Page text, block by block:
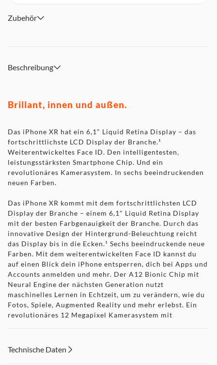
Gruppen FaceTime(4)
Zubehör
Beschreibung
Brillant, innen und außen.
Das iPhone XR hat ein 6,1" Liquid Retina Display – das
fortschrittlichste LCD Display der Branche.¹
Weiterentwickeltes Face ID. Den intelligentesten,
leistungsstärksten Smartphone Chip. Und ein
revolutionäres Kamerasystem. In sechs beeindruckenden
neuen Farben.
Das iPhone XR kommt mit dem fortschrittlichsten LCD
Display der Branche – einem 6,1" Liquid Retina Display
mit der besten Farbgenauigkeit der Branche. Durch das
innovative Design der Hintergrund-Beleuchtung reicht
das Display bis in die Ecken.¹ Sechs beeindruckende neue
Farben. Mit dem weiterentwickelten Face ID kannst du
auf einen Blick dein iPhone entsperren, dich bei Apps und
Accounts anmelden und mehr. Der A12 Bionic Chip mit
Neural Engine der nächsten Generation nutzt
maschinelles Lernen in Echtzeit, um zu verändern, wie du
Fotos, Spiele, Augmented Reality und mehr erlebst. Ein
revolutionäres 12 Megapixel Kamerasystem mit
fortschrittlichste mobile Betriebssystem der Welt – mit
leistungsstarken neuen Tools, die das iPhone persönlicher
Technische Daten